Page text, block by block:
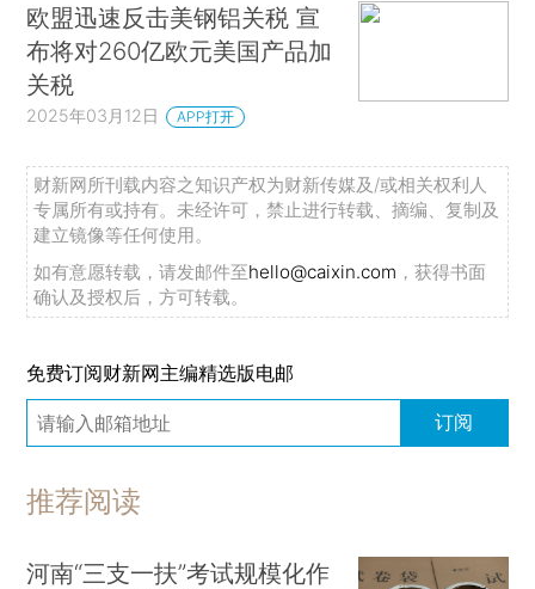
欧盟迅速反击美钢铝关税 宣
布将对260亿欧元美国产品加
关税
2025年03月12日 APP打开
财新网所刊载内容之知识产权为财新传媒及/或相关权利人
专属所有或持有。未经许可，禁止进行转载、摘编、复制及
建立镜像等任何使用。
如有意愿转载，请发邮件至hello@caixin.com ，获得书面
确认及授权后，方可转载。
免费订阅财新网主编精选版电邮
订阅
推荐阅读
河南“三支一扶”考试规模化作